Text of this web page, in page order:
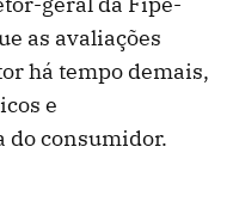
as avaliações
há tempo demais,
e
do consumidor.